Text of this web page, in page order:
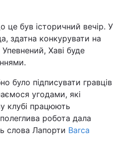
це був історичний вечір. У
здатна конкурувати на
Хаві буде
було підписувати гравців
угодами, які
клубі працюють
робота дала
слова Лапорти Barca